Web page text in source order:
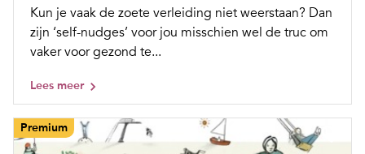
Kun je vaak de zoete verleiding niet weerstaan? Dan
zijn ‘self-nudges’ voor jou misschien wel de truc om
vaker voor gezond te...
Lees meer
Premium